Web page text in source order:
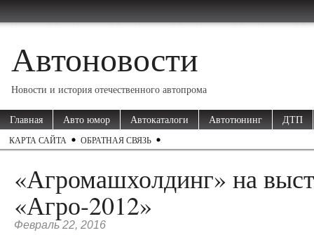
Автоновости
Новости и история отечественного автопрома
Главная Авто юмор Автокаталоги Автотюнинг ДТП
КАРТА САЙТА ОБРАТНАЯ СВЯЗЬ
«Агромашхолдинг» на
«Агро-2012»
Февраль 22, 2016